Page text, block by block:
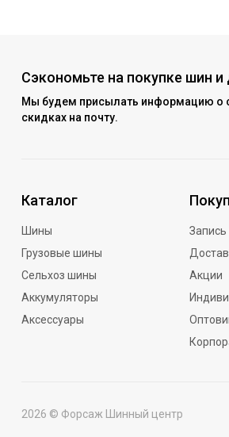
Сэкономьте на покупке шин и
Мы будем присылать информацию о
скидках на почту.
Каталог
Шины
Грузовые шины
Сельхоз шины
Аккумуляторы
Аксессуары
Акции
2026 © Форсаж Шинный центр